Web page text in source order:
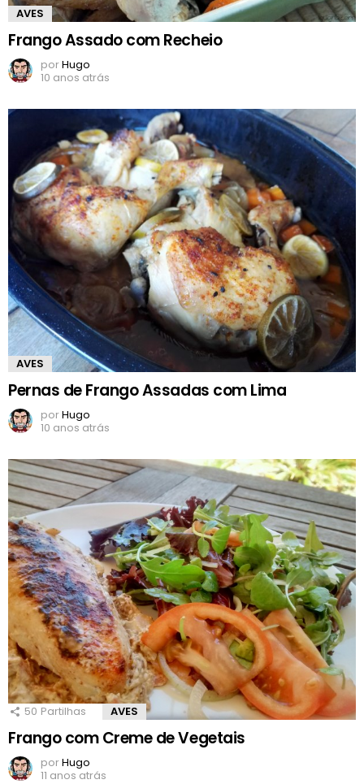
AVES
Frango Assado com Recheio
porHugo
10 anos atrás
AVES
Pernas de Frango Assadas com Lima
porHugo
10 anos atrás
50 Partilhas AVES
Frango com Creme de Vegetais
porHugo
11 anos atrás